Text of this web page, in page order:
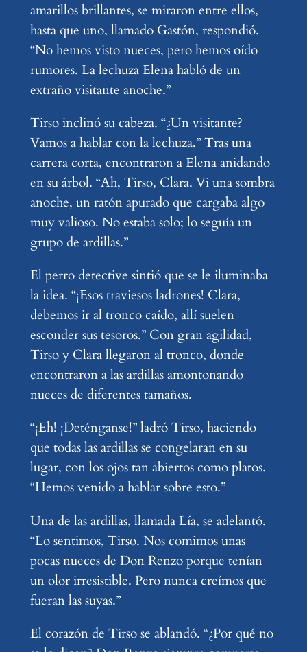
amarillos brillantes, se miraron entre ellos,
hasta que uno, llamado Gastón, respondió.
“No hemos visto nueces, pero hemos oído
rumores. La lechuza Elena habló de un
extraño visitante anoche.”
Tirso inclinó su cabeza. “¿Un visitante?
Vamos a hablar con la lechuza.” Tras una
carrera corta, encontraron a Elena anidando
en su árbol. “Ah, Tirso, Clara. Vi una sombra
anoche, un ratón apurado que cargaba algo
muy valioso. No estaba solo; lo seguía un
grupo de ardillas.”
El perro detective sintió que se le iluminaba
la idea. “¡Esos traviesos ladrones! Clara,
debemos ir al tronco caído, allí suelen
esconder sus tesoros.” Con gran agilidad,
Tirso y Clara llegaron al tronco, donde
encontraron a las ardillas amontonando
nueces de diferentes tamaños.
“¡Eh! ¡Deténganse!” ladró Tirso, haciendo
que todas las ardillas se congelaran en su
lugar, con los ojos tan abiertos como platos.
“Hemos venido a hablar sobre esto.”
Una de las ardillas, llamada Lía, se adelantó.
“Lo sentimos, Tirso. Nos comimos unas
pocas nueces de Don Renzo porque tenían
un olor irresistible. Pero nunca creímos que
fueran las suyas.”
El corazón de Tirso se ablandó. “¿Por qué no